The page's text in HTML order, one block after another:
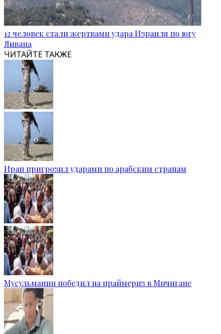
12 человек стали жертвами удара Израиля по югу
Ливана
ЧИТАЙТЕ ТАКЖЕ
Иран пригрозил ударами по арабским странам
Мусульманин победил на праймериз в Мичигане